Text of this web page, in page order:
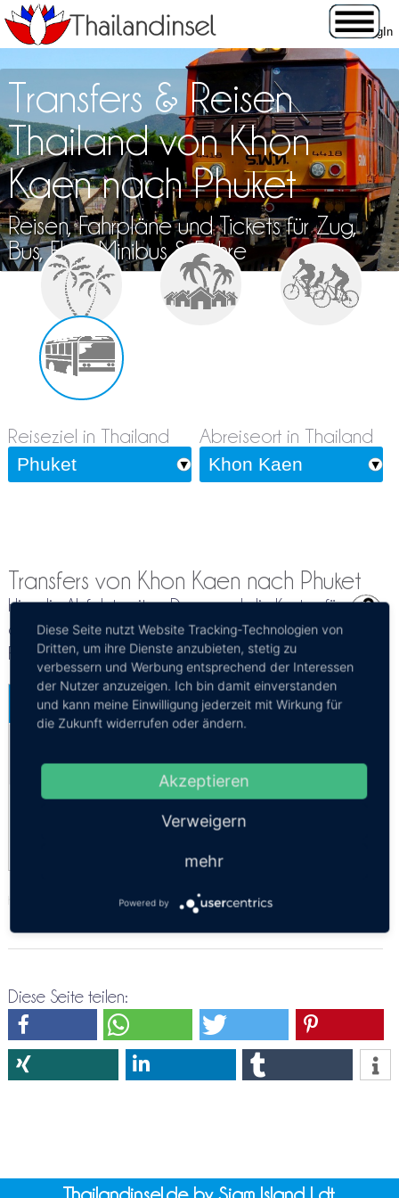
Transfers & Reisen
Thailand von Khon
Kaen nach Phuket
Reisen, Fahrpläne und Tickets für Zug,
Bus, Flug, Minibus & Fähre
Reiseziel in Thailand Abreiseort in Thailand
Transfers von Khon Kaen nach Phuket
Hier die Abfahrtszeiten, Dauer und die Kosten für
die Reiseroute von Khon Kaen nach Phuket per
Flugzeug, Bus
Khon Kaen - Phuket Mehr Infos / Tickets
Kosten:EUR 32.33–48.65 Dauer:4h 10m – 1d 2h 55m
Economy
08:30, 08:40, 17:20, 20:05, 20:15
https://thailandsun.12go.asia/de/travel/Khon Kaen/Phuket/?z=416557
Diese Seite teilen:
Diese Seite nutzt Website Tracking-Technologien von
Dritten, um ihre Dienste anzubieten, stetig zu
verbessern und Werbung entsprechend der Interessen
der Nutzer anzuzeigen. Ich bin damit einverstanden
und kann meine Einwilligung jederzeit mit Wirkung für
die Zukunft widerrufen oder ändern.
Akzeptieren
Verweigern
mehr
Powered by